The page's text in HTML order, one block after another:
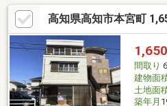
ラインドも出窓スペースに収まれば
に面しているので、とてもニーズが
高知県高知市本宮町
1,650
間取り
建物面
土地面
築年月